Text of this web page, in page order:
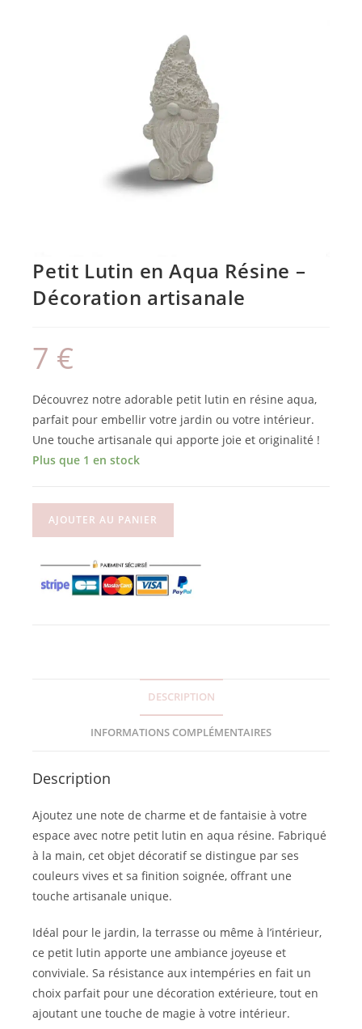
Petit Lutin en Aqua Résine –
Décoration artisanale
7 €
Découvrez notre adorable petit lutin en résine aqua,
parfait pour embellir votre jardin ou votre intérieur.
Une touche artisanale qui apporte joie et originalité !
Plus que 1 en stock
AJOUTER AU PANIER
DESCRIPTION
INFORMATIONS COMPLÉMENTAIRES
Description
Ajoutez une note de charme et de fantaisie à votre
espace avec notre petit lutin en aqua résine. Fabriqué
à la main, cet objet décoratif se distingue par ses
couleurs vives et sa finition soignée, offrant une
touche artisanale unique.
Idéal pour le jardin, la terrasse ou même à l’intérieur,
ce petit lutin apporte une ambiance joyeuse et
conviviale. Sa résistance aux intempéries en fait un
choix parfait pour une décoration extérieure, tout en
ajoutant une touche de magie à votre intérieur.